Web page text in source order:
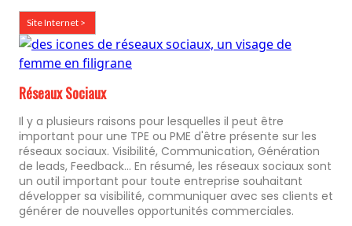
Site Internet >
Réseaux Sociaux
Il y a plusieurs raisons pour lesquelles il peut être
important pour une TPE ou PME d'être présente sur les
réseaux sociaux. Visibilité, Communication, Génération
de leads, Feedback... En résumé, les réseaux sociaux sont
un outil important pour toute entreprise souhaitant
développer sa visibilité, communiquer avec ses clients et
générer de nouvelles opportunités commerciales.